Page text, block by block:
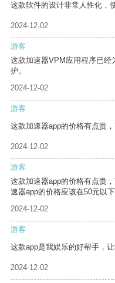
这款软件的设计非常人性化，
2024-12-02
游客
这款加速器VPM应用程序已经
护。
2024-12-02
游客
这款加速器app的价格有点贵
2024-12-02
游客
这款加速器app的价格有点贵
速器app的价格应该在50元以下
2024-12-02
游客
这款app是我娱乐的好帮手，
2024-12-02